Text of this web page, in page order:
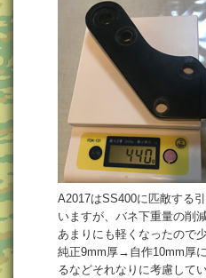
A2017はSS400に匹敵する
いますが、バネ下重量の削
あまりにも軽くなったので
純正9mm厚→自作10mm厚
るなどそれなりに考慮して